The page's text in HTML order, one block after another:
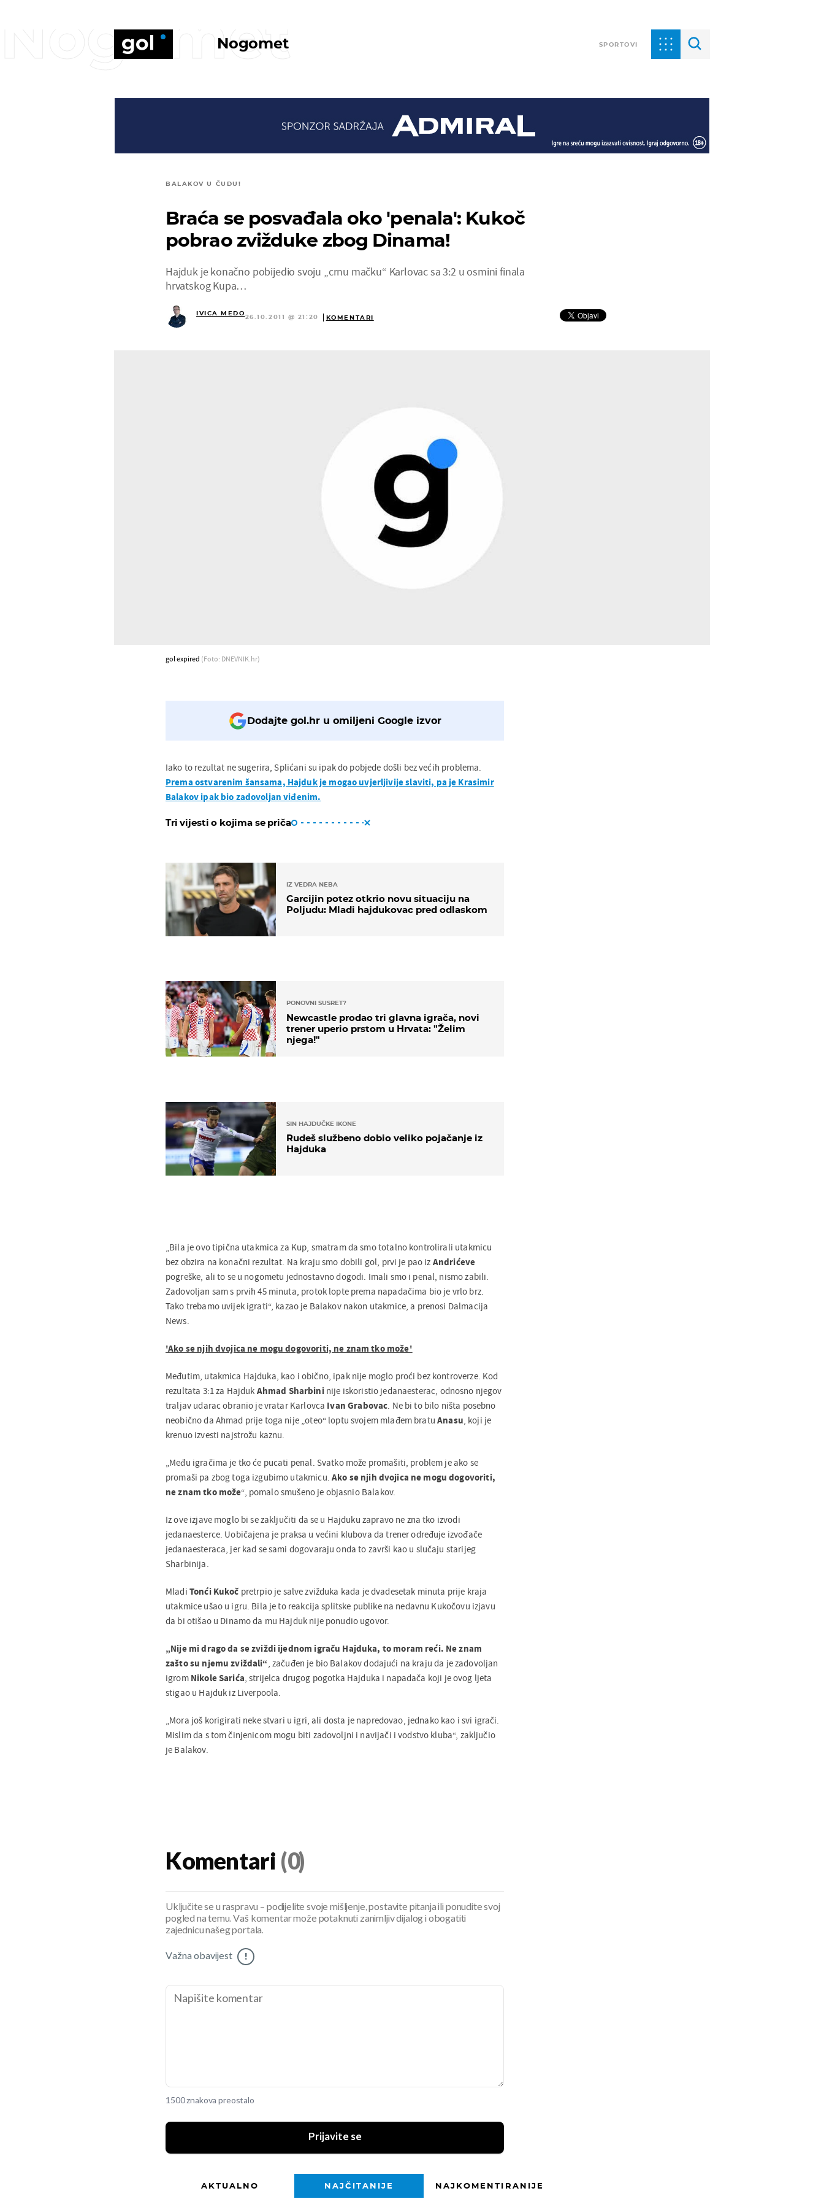
Nogomet SPORTOVI
Nogomet
BALAKOV U ČUDU!
Braća se posvađala oko 'penala': Kukoč
pobrao zvižduke zbog Dinama!
Hajduk je konačno pobijedio svoju „crnu mačku“ Karlovac sa 3:2 u osmini finala
hrvatskog Kupa…
IVICA MEDO
26.10.2011 @ 21:20 KOMENTARI
gol expired (Foto: DNEVNIK.hr)
Dodajte gol.hr u omiljeni Google izvor
Iako to rezultat ne sugerira, Splićani su ipak do pobjede došli bez većih problema.
Prema ostvarenim šansama, Hajduk je mogao uvjerljivije slaviti, pa je Krasimir
Balakov ipak bio zadovoljan viđenim.
Tri vijesti o kojima se priča
IZ VEDRA NEBA
Garcijin potez otkrio novu situaciju na
Poljudu: Mladi hajdukovac pred odlaskom
PONOVNI SUSRET?
Newcastle prodao tri glavna igrača, novi
trener uperio prstom u Hrvata: "Želim
njega!"
SIN HAJDUČKE IKONE
Rudeš službeno dobio veliko pojačanje iz
Hajduka
„Bila je ovo tipična utakmica za Kup, smatram da smo totalno kontrolirali utakmicu
bez obzira na konačni rezultat. Na kraju smo dobili gol, prvi je pao iz Andrićeve
pogreške, ali to se u nogometu jednostavno dogodi. Imali smo i penal, nismo zabili.
Zadovoljan sam s prvih 45 minuta, protok lopte prema napadačima bio je vrlo brz.
Tako trebamo uvijek igrati“, kazao je Balakov nakon utakmice, a prenosi Dalmacija
News.
'Ako se njih dvojica ne mogu dogovoriti, ne znam tko može'
Međutim, utakmica Hajduka, kao i obično, ipak nije moglo proći bez kontroverze. Kod
rezultata 3:1 za Hajduk Ahmad Sharbininije iskoristio jedanaesterac, odnosno njegov
traljav udarac obranio je vratar Karlovca Ivan Grabovac. Ne bi to bilo ništa posebno
neobično da Ahmad prije toga nije „oteo“ loptu svojem mlađem bratuAnasu, koji je
krenuo izvesti najstrožu kaznu.
„Među igračima je tko će pucati penal. Svatko može promašiti, problem je ako se
promaši pa zbog toga izgubimo utakmicu. Ako se njih dvojica ne mogu dogovoriti,
ne znam tko može“, pomalo smušeno je objasnio Balakov.
Iz ove izjave moglo bi se zaključiti da se u Hajduku zapravo ne zna tko izvodi
jedanaesterce. Uobičajena je praksa u većini klubova da trener određuje izvođače
jedanaesteraca, jer kad se sami dogovaraju onda to završi kao u slučaju starijeg
Sharbinija.
Mladi Tonći Kukoč pretrpio je salve zvižduka kada je dvadesetak minuta prije kraja
utakmice ušao u igru. Bila je to reakcija splitske publike na nedavnu Kukočovu izjavu
da bi otišao u Dinamo da mu Hajduk nije ponudio ugovor.
„Nije mi drago da se zviždi ijednom igraču Hajduka, to moram reći. Ne znam
zašto su njemu zviždali“, začuđen je bio Balakov dodajući na kraju da je zadovoljan
igrom Nikole Sarića, strijelca drugog pogotka Hajduka i napadača koji je ovog ljeta
stigao u Hajduk iz Liverpoola.
„Mora još korigirati neke stvari u igri, ali dosta je napredovao, jednako kao i svi igrači.
Mislim da s tom činjenicom mogu biti zadovoljni i navijači i vodstvo kluba“, zaključio
je Balakov.
Komentari (0)
Uključite se u raspravu – podijelite svoje mišljenje, postavite pitanja ili ponudite svoj
pogled na temu. Vaš komentar može potaknuti zanimljiv dijalog i obogatiti
zajednicu našeg portala.
Važna obavijest !
1500 znakova preostalo
Prijavite se
AKTUALNO NAJČITANIJE NAJKOMENTIRANIJE